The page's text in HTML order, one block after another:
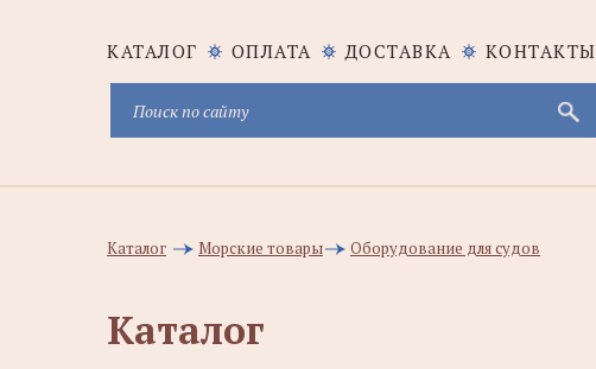
КАТАЛОГ ОПЛАТА ДОСТАВКА КОНТАКТЫ
Каталог Морские товары Оборудование для судов
Каталог